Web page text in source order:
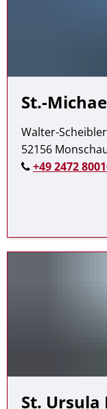
St.-
Walter-
52156
+49 2472
St. Ursula